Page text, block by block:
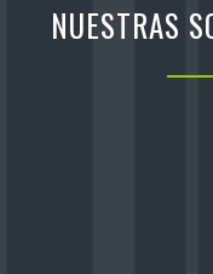
NUESTRAS